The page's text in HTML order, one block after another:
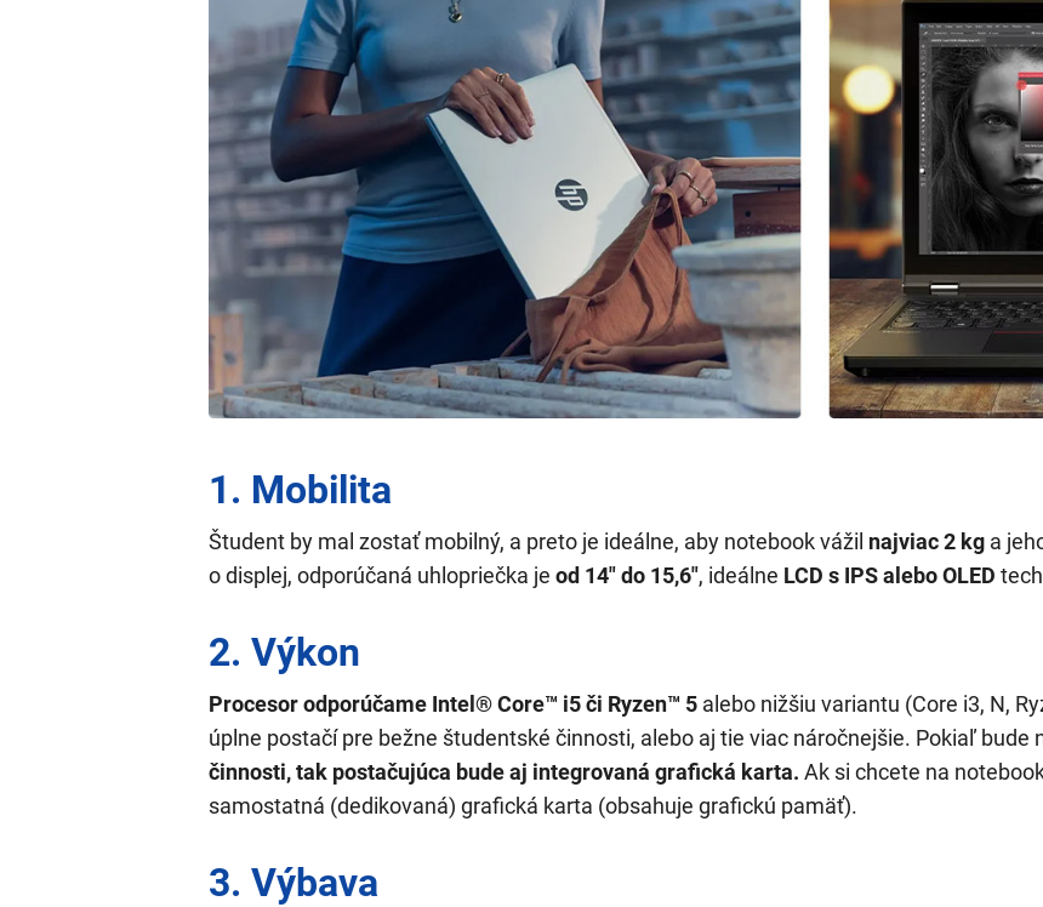
1. Mobilita
Študent by mal zostať mobilný, a preto je ideálne, aby notebook vážil najviac 2 kg a
o displej, odporúčaná uhlopriečka je od 14" do 15,6", ideálne LCD s IPS alebo OLED
2. Výkon
Procesor odporúčame Intel® Core™ i5 či Ryzen™ 5 alebo nižšiu variantu (Core i3, N,
úplne postačí pre bežne študentské činnosti, alebo aj tie viac náročnejšie. Pokiaľ bude
činnosti, tak postačujúca bude aj integrovaná grafická karta. Ak si chcete na
samostatná (dedikovaná) grafická karta (obsahuje grafickú pamäť).
3. Výbava